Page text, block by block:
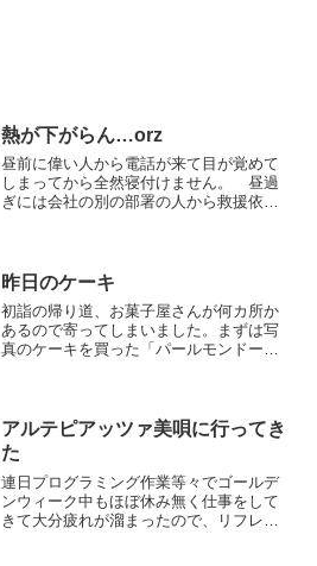
熱が下がらん…orz
昼前に偉い人から電話が来て目が覚めて
しまってから全然寝付けません。 昼過
ぎには会社の別の部署の人から救援依頼
んな調子なので、昨日よ...
昨日のケーキ
初詣の帰り道、お菓子屋さんが何カ所か
あるので寄ってしまいました。まずは写
真のケーキを買った「パールモンドー
最近は「おせちに飽きたら...
アルテピアッツァ美唄に行ってき
た
連日プログラミング作業等々でゴールデ
ンウィーク中もほぼ休み無く仕事をして
きて大分疲れが溜まったので、リフレッ